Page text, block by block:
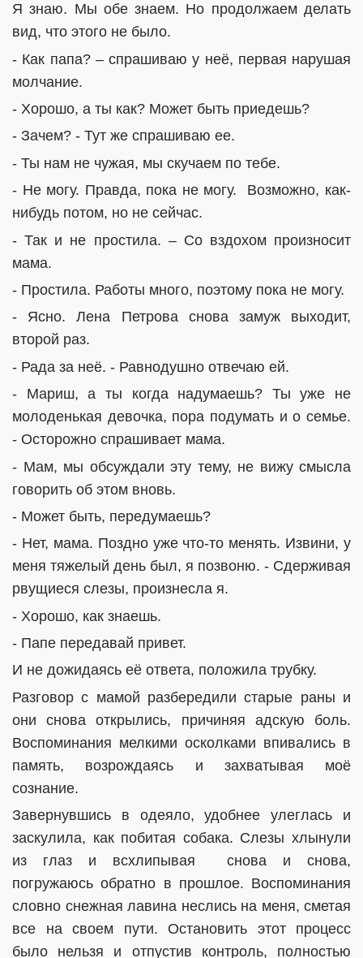
Я знаю. Мы обе знаем. Но продолжаем делать
вид, что этого не было.
- Как папа? – спрашиваю у неё, первая нарушая
молчание.
- Хорошо, а ты как? Может быть приедешь?
- Зачем? - Тут же спрашиваю ее.
- Ты нам не чужая, мы скучаем по тебе.
- Не могу. Правда, пока не могу.
Возможно, как-
нибудь потом, но не сейчас.
- Так и не простила. – Со вздохом произносит
мама.
- Простила. Работы много, поэтому пока не могу.
- Ясно. Лена Петрова снова замуж выходит,
второй раз.
- Рада за неё. - Равнодушно отвечаю ей.
- Мариш, а ты когда надумаешь? Ты уже не
молоденькая девочка, пора подумать и о семье.
- Осторожно спрашивает мама.
- Мам, мы обсуждали эту тему, не вижу смысла
говорить об этом вновь.
- Может быть, передумаешь?
- Нет, мама. Поздно уже что-то менять. Извини, у
меня тяжелый день был, я позвоню. - Сдерживая
рвущиеся слезы, произнесла я.
- Хорошо, как знаешь.
- Папе передавай привет.
И не дожидаясь её ответа, положила трубку.
Разговор с мамой разбередили старые раны и
они снова открылись, причиняя адскую боль.
Воспоминания мелкими осколками впивались в
память, возрождаясь и захватывая моё
сознание.
Завернувшись в одеяло, удобнее улеглась и
заскулила, как побитая собака. Слезы хлынули
из глаз и всхлипывая
снова и снова,
погружаюсь обратно в прошлое. Воспоминания
словно снежная лавина неслись на меня, сметая
все на своем пути. Остановить этот процесс
было нельзя и отпустив контроль, полностью